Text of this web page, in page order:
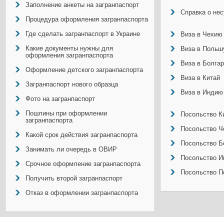
Заполнение анкеты на загранпаспорт
Процедура оформления загранпаспорта
Где сделать загранпаспорт в Украине
Какие документы нужны для
оформления загранпаспорта
Оформление детского загранпаспорта
Загранпаспорт нового образца
Фото на загранпаспорт
Пошлины при оформлении
загранпаспорта
Какой срок действия загранпаспорта
Занимать ли очередь в ОВИР
Срочное оформление загранпаспорта
Получить второй загранпаспорт
Отказ в оформлении загранпаспорта
Справка о
Виза в Чехию
Виза в
Виза в
Виза в Китай
Виза в Индию
Посольство
Посольство
Посольство
Посольство
Посольство